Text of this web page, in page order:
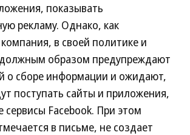
показывать
рекламу. Однако, как
в своей политике и
образом предупреждают
о сборе информации и ожидают,
поступать сайты и приложения,
Facebook. При этом
в письме, не создает